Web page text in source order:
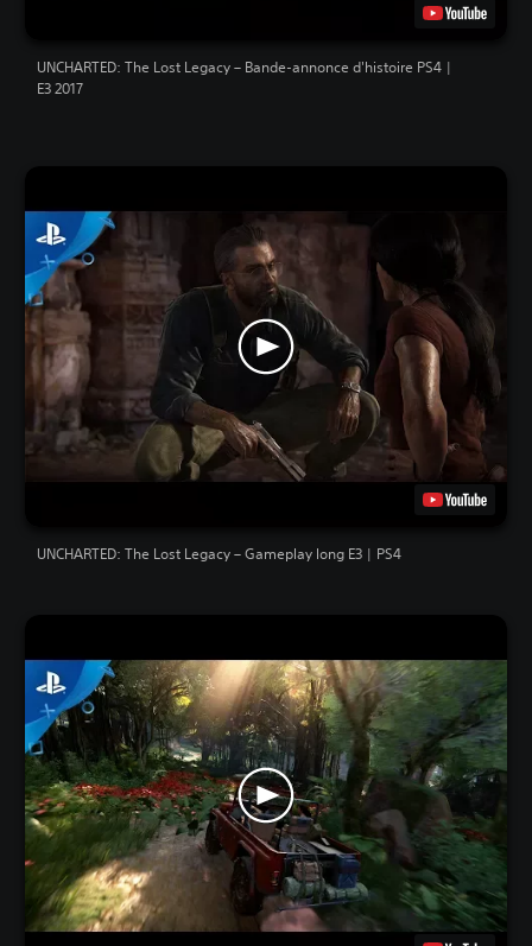
UNCHARTED: The Lost Legacy – Bande-annonce d'histoire PS4 |
E3 2017
UNCHARTED: The Lost Legacy – Gameplay long E3 | PS4